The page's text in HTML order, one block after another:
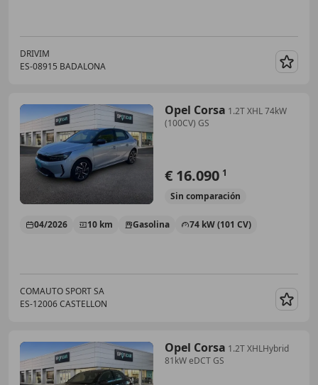
DRIVIM
ES-08915 BADALONA
Opel Corsa 1.2T XHL 74kW
(100CV) GS
€ 16.090 1
Sin comparación
04/2026 10 km Gasolina 74 kW (101 CV)
COMAUTO SPORT SA
ES-12006 CASTELLON
Opel Corsa 1.2T XHLHybrid
81kW eDCT GS